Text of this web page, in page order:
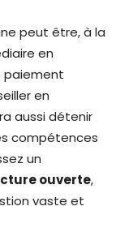
peut être, à la
en
paiement
en
aussi détenir
compétences
un
ouverte,
vaste et